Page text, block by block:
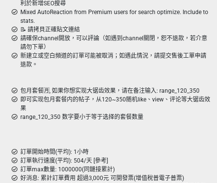
利於新增SEO搜尋
Mixed AutoReaction from Premium users for search optimize. Include to
stats.
📝 請拷貝正確貼文連結
請確保channel開放，可以評論（如遇到channel關閉，恕不退款，若介意
請勿下單）
新建立或空白頻道的訂單可能被取消；如遇此情況，請提交售後工單申請
退款。
包月套餐🈷️, 如果你想实现大锯齿效果，请在备注输入: range_120_350
即可实现包月套餐内的帖子，从120~350随机like、view、评论等大锯齿效
果
range_120_350 数字要小于等于选择的套餐数量
訂單開始時間(平均): 1小時
訂單執行速度(平均): 504/天 [參考]
訂單max數量: 1000000(同鏈接累計)
好消息: 累計訂單費用 超過3,000元 可開發票(增值稅普電子普票)